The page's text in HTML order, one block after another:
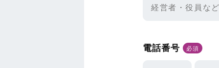
電話番号 必須